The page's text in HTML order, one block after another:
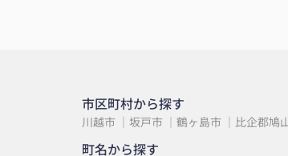
市区町村から探す
川越市 坂戸市 鶴ヶ島市 比企郡鳩
町名から探す